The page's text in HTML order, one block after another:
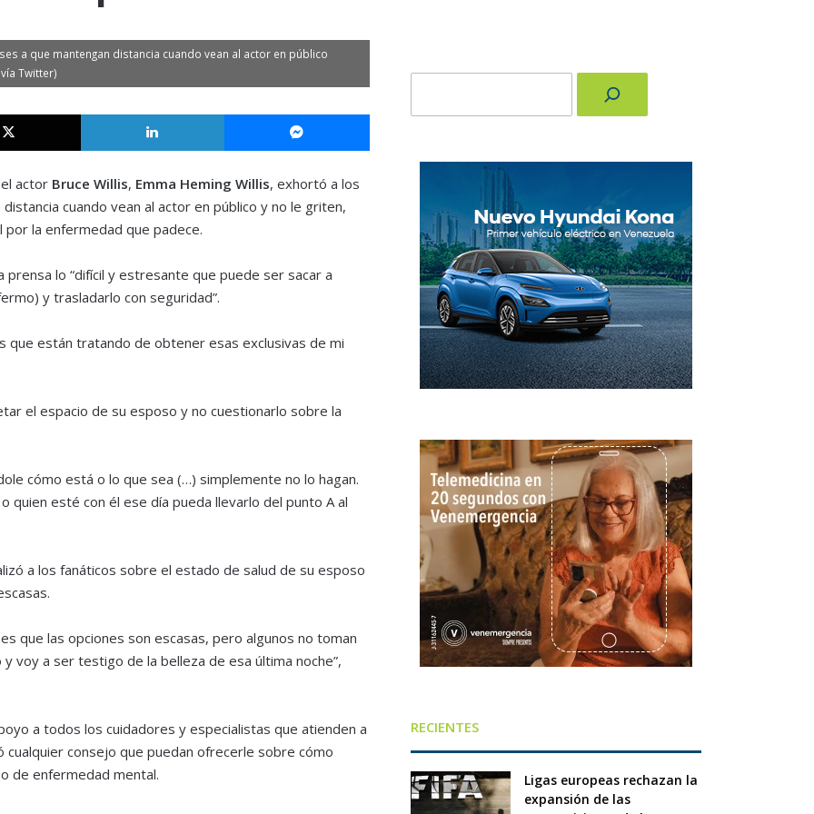
a que mantengan distancia cuando vean al actor en público
Twitter)
X LinkedIn Messenger
actor Bruce Willis, Emma Heming Willis, exhortó a los
cuando vean al actor en público y no le griten,
la enfermedad que padece.
lo “difícil y estresante que puede ser sacar a
y trasladarlo con seguridad”.
que están tratando de obtener esas exclusivas de mi
el espacio de su esposo y no cuestionarlo sobre la
cómo está o lo que sea (…) simplemente no lo hagan.
quien esté con él ese día pueda llevarlo del punto A al
a los fanáticos sobre el estado de salud de su esposo
que las opciones son escasas, pero algunos no toman
voy a ser testigo de la belleza de esa última noche”,
a todos los cuidadores y especialistas que atienden a
consejo que puedan ofrecerle sobre cómo
de enfermedad mental.
RECIENTES
Ligas europeas rechazan la
expansión de las